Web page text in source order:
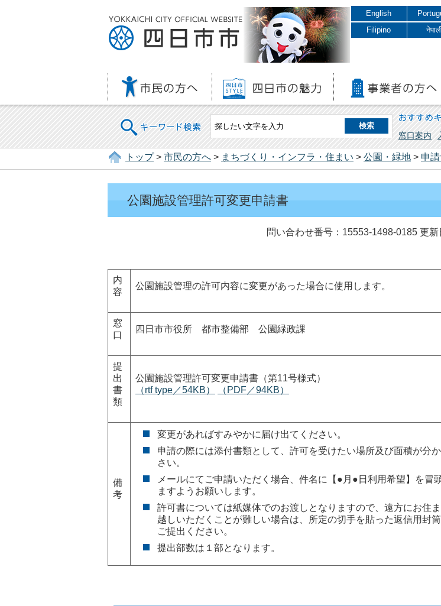
English
Filipino
キーワード検索 おすすめ
窓口案内
トップ> 市民の方へ > まちづくり・インフラ・住まい > 公園・緑地 > 申
公園施設管理許可変更申請書
問い合わせ番号：15553-1498-0185 更新
内
容
公園施設管理の許可内容に変更があった場合に使用します。
窓
口
四日市市役所 都市整備部 公園緑政課
提
出
書
類
公園施設管理許可変更申請書（第11号様式）
（rtf type／54KB）
（PDF／94KB）
備
考
変更があればすみやかに届け出てください。
申請の際には添付書類として、許可を受けたい場所及び面積が分
さい。
メールにてご申請いただく場合、件名に【●月●日利用希望】を冒
ますようお願いします。
許可書については紙媒体でのお渡しとなりますので、遠方にお住
越しいただくことが難しい場合は、所定の切手を貼った返信用封
ご提出ください。
提出部数は１部となります。